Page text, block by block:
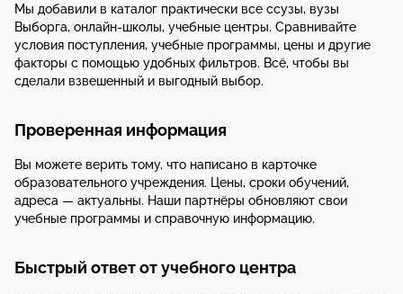
Мы добавили в каталог практически все ссузы, вузы
Выборга, онлайн-школы, учебные центры. Сравнивайте
условия поступления, учебные программы, цены и другие
факторы с помощью удобных фильтров. Всё, чтобы вы
сделали взвешенный и выгодный выбор.
Проверенная информация
Вы можете верить тому, что написано в карточке
образовательного учреждения. Цены, сроки обучений,
адреса — актуальны. Наши партнёры обновляют свои
учебные программы и справочную информацию.
Быстрый ответ от учебного центра